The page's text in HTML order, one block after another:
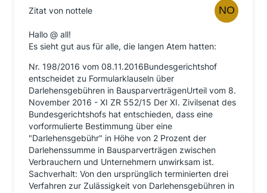
Zitat von nottele
Hallo @ all!
Es sieht gut aus für alle, die langen Atem hatten:
Nr. 198/2016 vom 08.11.2016Bundesgerichtshof
entscheidet zu Formularklauseln über
Darlehensgebühren in BausparverträgenUrteil vom 8.
November 2016 - XI ZR 552/15 Der XI. Zivilsenat des
Bundesgerichtshofs hat entschieden, dass eine
vorformulierte Bestimmung über eine
"Darlehensgebühr" in Höhe von 2 Prozent der
Darlehenssumme in Bausparverträgen zwischen
Verbrauchern und Unternehmern unwirksam ist.
Sachverhalt: Von den ursprünglich terminierten drei
Verfahren zur Zulässigkeit von Darlehensgebühren in